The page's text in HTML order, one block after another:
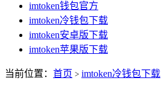
imtoken钱包官方
imtoken冷钱包下载
imtoken安卓版下载
imtoken苹果版下载
当前位置： 首页 > imtoken冷钱包下载